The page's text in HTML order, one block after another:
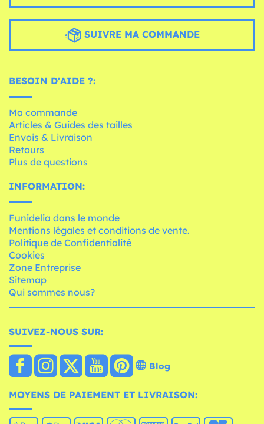
SUIVRE MA COMMANDE
BESOIN D'AIDE ?:
Ma commande
Articles & Guides des tailles
Envois & Livraison
Retours
Plus de questions
INFORMATION:
Funidelia dans le monde
Mentions légales et conditions de vente.
Politique de Confidentialité
Cookies
Zone Entreprise
Sitemap
Qui sommes nous?
SUIVEZ-NOUS SUR:
Blog
MOYENS DE PAIEMENT ET LIVRAISON: